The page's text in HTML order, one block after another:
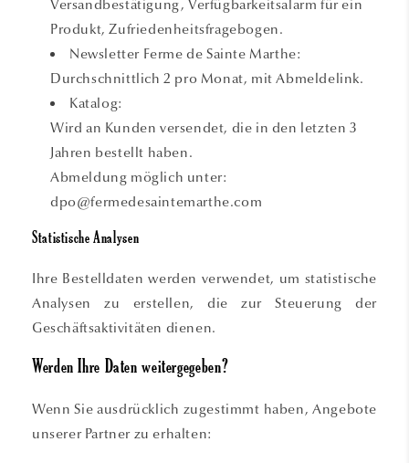
Versandbestätigung, Verfügbarkeitsalarm für ein
Produkt, Zufriedenheitsfragebogen.
Newsletter Ferme de Sainte Marthe:
Durchschnittlich 2 pro Monat, mit Abmeldelink.
Katalog:
Wird an Kunden versendet, die in den letzten 3
Jahren bestellt haben.
Abmeldung möglich unter:
dpo@fermedesaintemarthe.com
Statistische Analysen
Ihre Bestelldaten werden verwendet, um statistische
Analysen zu erstellen, die zur Steuerung der
Geschäftsaktivitäten dienen.
Werden Ihre Daten weitergegeben?
Wenn Sie ausdrücklich zugestimmt haben, Angebote
unserer Partner zu erhalten: